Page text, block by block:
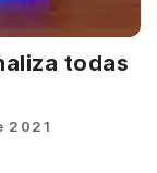
todas
2021